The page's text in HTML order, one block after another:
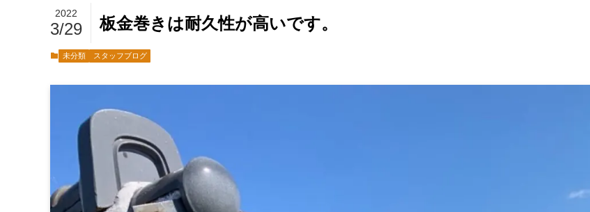
板金巻きは耐久性が高いです。
2022
3/29
未分類 スタッフブログ